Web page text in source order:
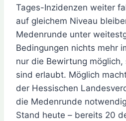
Tages-Inzidenzen weiter
auf gleichem Niveau
Medenrunde unter
Bedingungen nichts mehr
nur die Bewirtung möglich,
sind erlaubt. Möglich
der Hessischen
die Medenrunde
Stand heute – bereits 20